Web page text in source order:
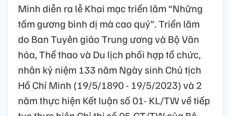
Minh diễn ra lễ Khai mạc triển lãm “Những
tấm gương bình dị mà cao quý”. Triển lãm
do Ban Tuyên giáo Trung ương và Bộ Văn
hóa, Thể thao và Du lịch phối hợp tổ chức,
nhân kỷ niệm 133 năm Ngày sinh Chủ tịch
Hồ Chí Minh (19/5/1890 - 19/5/2023) và 2
năm thực hiện Kết luận số 01- KL/TW về tiếp